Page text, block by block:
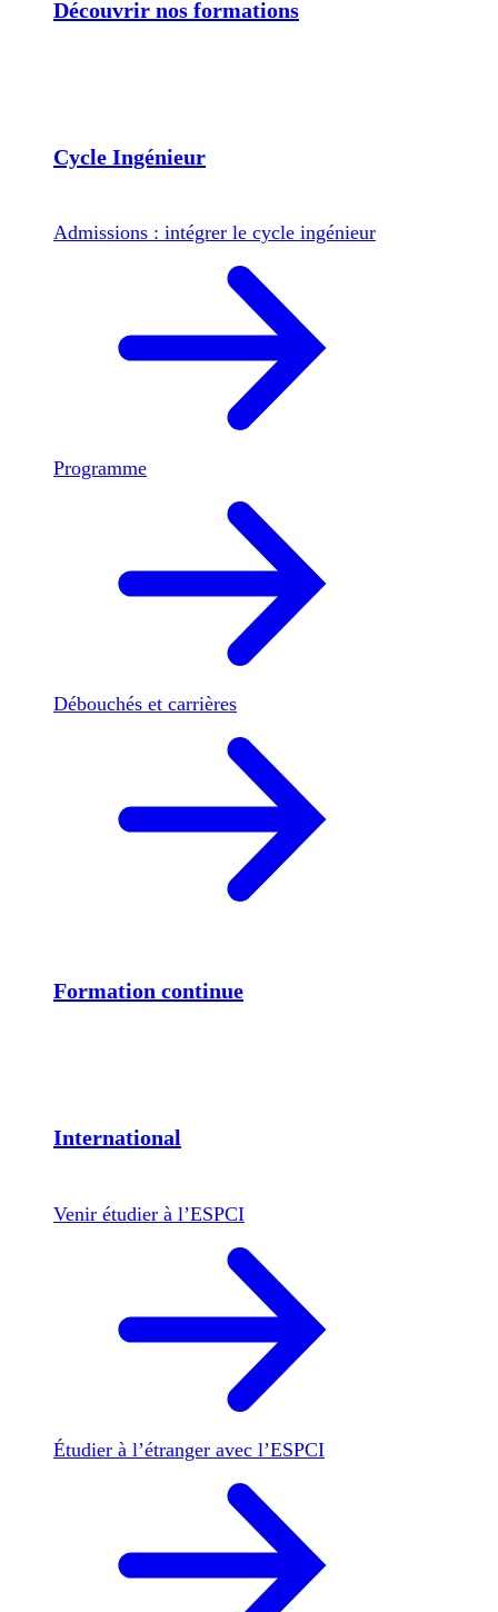
Découvrir nos formations
Cycle Ingénieur
Admissions : intégrer le cycle ingénieur
Programme
Débouchés et carrières
Formation continue
International
Venir étudier à l’ESPCI
Étudier à l’étranger avec l’ESPCI